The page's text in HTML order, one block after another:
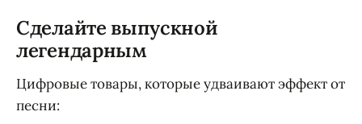
Сделайте выпускной
легендарным
Цифровые товары, которые удваивают эффект от
песни: